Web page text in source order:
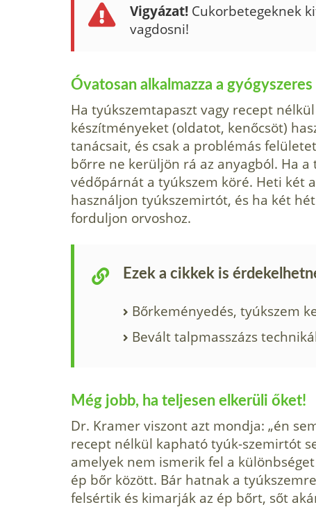
Vigyázat! Cukorbetegeknek
vagdosni!
Óvatosan alkalmazza a
Ha tyúkszemtapaszt vagy recept
ké­szítményeket (oldatot, kenőcsöt)
taná­csait, és csak a problémás
bőrre ne kerüljön rá az anyagból. Ha
védőpárnát a tyúkszem köré. Heti két
használjon tyúkszemirtót, és ha két
forduljon orvoshoz.
Ezek a cikkek is
Bőrkeményedés, tyúkszem
Bevált talpmasszázs
Még jobb, ha teljesen elkerüli őket!
Dr. Kramer viszont azt mondja: „én
recept nélkül kapható tyúk-szemirtót
amelyek nem ismerik fel a
ép bőr között. Bár hatnak a
felsértik és kimarják az ép bőrt, sőt